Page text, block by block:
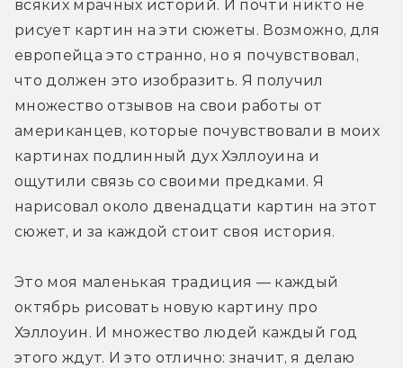
всяких мрачных историй. И почти никто не
рисует картин на эти сюжеты. Возможно, для
европейца это странно, но я почувствовал,
что должен это изобразить. Я получил
множество отзывов на свои работы от
американцев, которые почувствовали в моих
картинах подлинный дух Хэллоуина и
ощутили связь со своими предками. Я
нарисовал около двенадцати картин на этот
сюжет, и за каждой стоит своя история.
Это моя маленькая традиция — каждый
октябрь рисовать новую картину про
Хэллоуин. И множество людей каждый год
этого ждут. И это отлично: значит, я делаю